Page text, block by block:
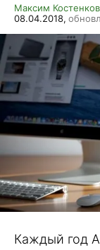
Максим Костенков
08.04.2018,
Каждый год